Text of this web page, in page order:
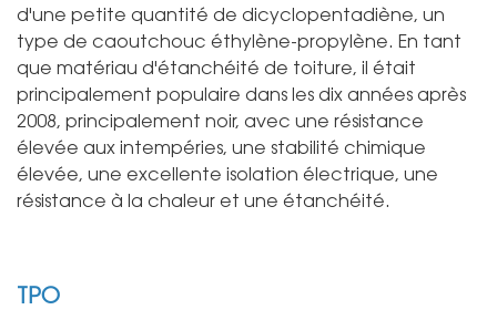
d'une petite quantité de dicyclopentadiène, un
type de caoutchouc éthylène-propylène. En tant
que matériau d'étanchéité de toiture, il était
principalement populaire dans les dix années après
2008, principalement noir, avec une résistance
élevée aux intempéries, une stabilité chimique
élevée, une excellente isolation électrique, une
résistance à la chaleur et une étanchéité.
TPO